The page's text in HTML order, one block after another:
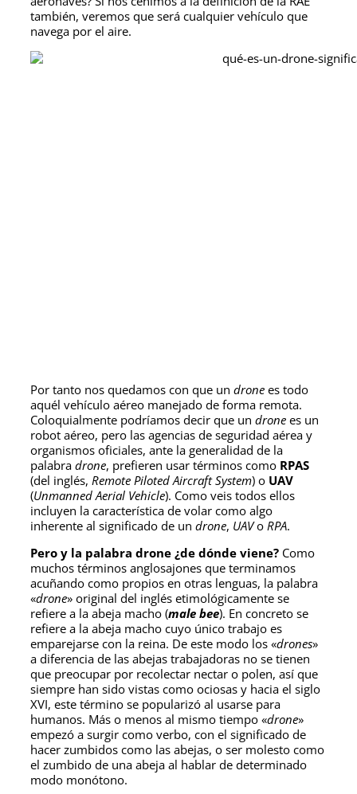
también, veremos que será cualquier vehículo que
navega por el aire.
Por tanto nos quedamos con que un drone es todo
aquél vehículo aéreo manejado de forma remota.
Coloquialmente podríamos decir que un drone es un
robot aéreo, pero las agencias de seguridad aérea y
organismos oficiales, ante la generalidad de la
palabra drone, prefieren usar términos como RPAS
(del inglés, Remote Piloted Aircraft System) o UAV
(Unmanned Aerial Vehicle). Como veis todos ellos
incluyen la característica de volar como algo
inherente al significado de un drone, UAVo RPA.
Pero y la palabra drone ¿de dónde viene? Como
muchos términos anglosajones que terminamos
acuñando como propios en otras lenguas, la palabra
«drone» original del inglés etimológicamente se
refiere a la abeja macho (male bee). En concreto se
refiere a la abeja macho cuyo único trabajo es
emparejarse con la reina. De este modo los «drones»
a diferencia de las abejas trabajadoras no se tienen
que preocupar por recolectar nectar o polen, así que
siempre han sido vistas como ociosas y hacia el siglo
XVI, este término se popularizó al usarse para
humanos. Más o menos al mismo tiempo «drone»
empezó a surgir como verbo, con el significado de
hacer zumbidos como las abejas, o ser molesto como
el zumbido de una abeja al hablar de determinado
modo monótono.